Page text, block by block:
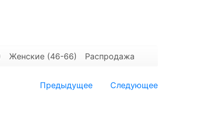
Женские (46-66) Распродажа
Предыдущее Следующее